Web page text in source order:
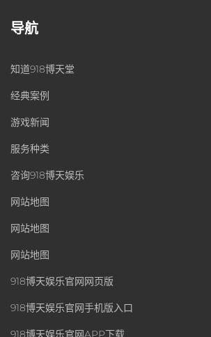
导航
知道918博天堂
经典案例
游戏新闻
服务种类
咨询918博天娱乐
网站地图
网站地图
网站地图
918博天娱乐官网网页版
918博天娱乐官网手机版入口